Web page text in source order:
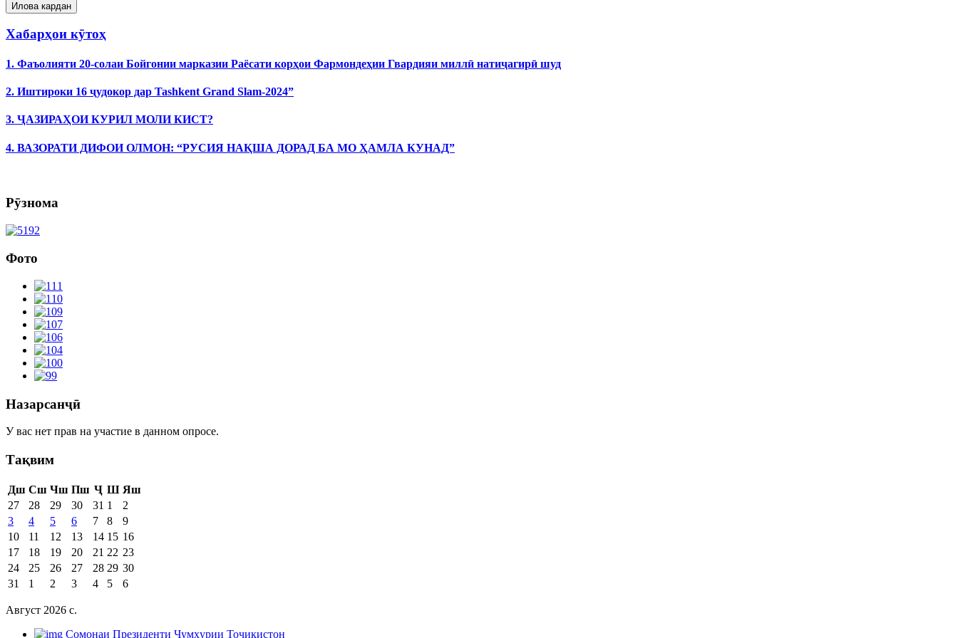
Хабарҳои кӯтоҳ
1. Фаъолияти 20-солаи Бойгонии марказии Раёсати корҳои Фармондеҳии Гвардияи миллӣ натиҷагирӣ шуд
2. Иштироки 16 ҷудокор дар Tashkent Grand Slam-2024”
3. ҶАЗИРАҲОИ КУРИЛ МОЛИ КИСТ?
4. ВАЗОРАТИ ДИФОИ ОЛМОН: “РУСИЯ НАҚША ДОРАД БА МО ҲАМЛА КУНАД”
Рӯзнома
Фото
Назарсанҷӣ
У вас нет прав на участие в данном опросе.
Тақвим
Дш Сш Чш Пш Ҷ Ш Яш
27
28 29 30 31 1
2
3
4 5 6 7 8
9
10
11 12 13 14 15 16
17
18 19 20 21 22 23
24
25 26 27 28 29 30
31
1 2 3 4 5 6
Август 2026 c.
Cомонаи Президенти Ҷумҳурии Тоҷикистон